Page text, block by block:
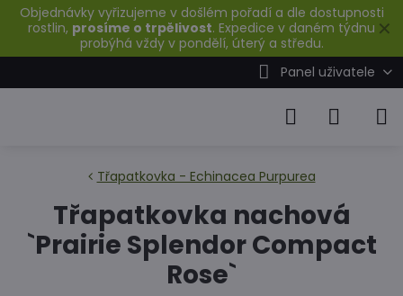
✕
Objednávky vyřizujeme v došlém pořadí a dle dostupnosti
rostlin, prosíme o trpělivost. Expedice v daném týdnu
probýhá vždy v pondělí, úterý a středu.
Panel uživatele
Třapatkovka - Echinacea Purpurea
Třapatkovka nachová
`Prairie Splendor Compact
Rose`